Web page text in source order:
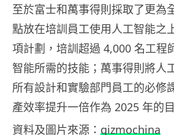
至於富士和萬事得則採取了更為
點放在培訓員工使用人工智能之
項計劃，培訓超過 4,000 名工程
智能所需的技能；萬事得則將人
所有設計和實驗部門員工的必修
產效率提升一倍作為 2025 年的
資料及圖片來源： gizmochina